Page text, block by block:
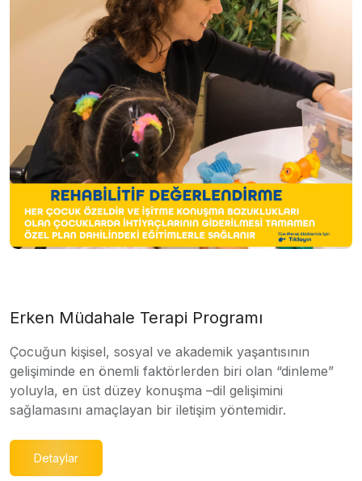
Erken Müdahale Terapi Programı
Çocuğun kişisel, sosyal ve akademik yaşantısının
gelişiminde en önemli faktörlerden biri olan “dinleme”
yoluyla, en üst düzey konuşma –dil gelişimini
sağlamasını amaçlayan bir iletişim yöntemidir.
Detaylar